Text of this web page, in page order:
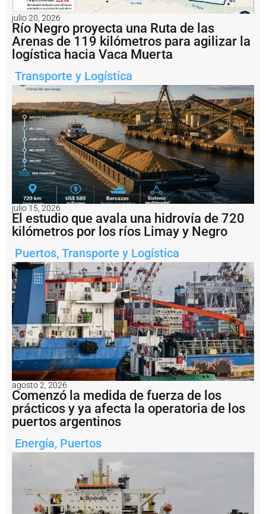
zona
de
Ramallo.
Foto
Marine
Traffic.
Notas
relacionadas
U
n
r
e
m
o
a
d
o
v
a
r
ó
e
u
e
r
t
o
S
a
n
A
n
o
n
julio 20, 2026
Río Negro proyecta una Ruta de las
Arenas de 119 kilómetros para agilizar la
logística hacia Vaca Muerta
Transporte y Logística
julio 15, 2026
El estudio que avala una hidrovía de 720
kilómetros por los ríos Limay y Negro
Puertos, Transporte y Logística
agosto 2, 2026
Comenzó la medida de fuerza de los
prácticos y ya afecta la operatoria de los
puertos argentinos
Energía, Puertos